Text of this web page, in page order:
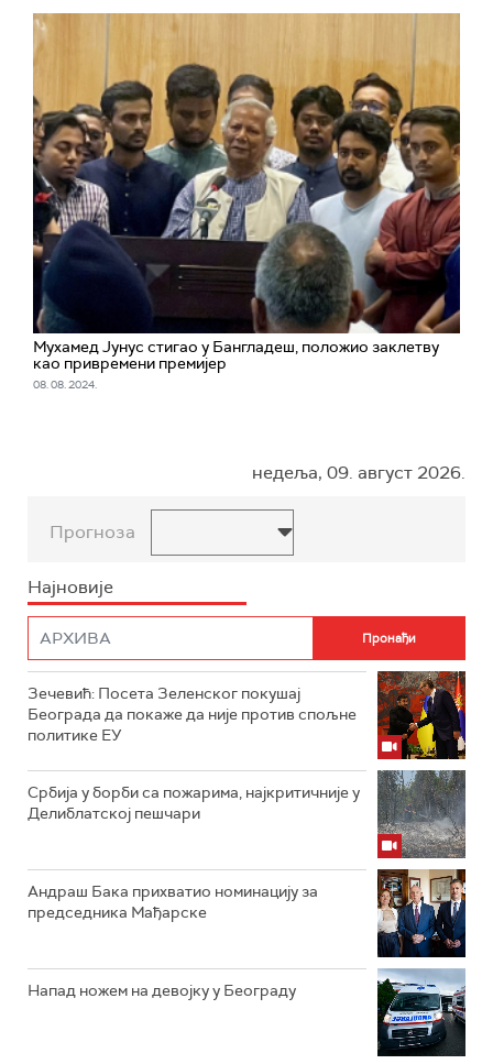
Мухамед Јунус стигао у Бангладеш, положио заклетву
као привремени премијер
08. 08. 2024.
недеља, 09. август 2026.
Прогноза
Најновије
Зечевић: Посета Зеленског покушај
Београда да покаже да није против спољне
политике ЕУ
Србија у борби са пожарима, најкритичније у
Делиблатској пешчари
Андраш Бака прихватио номинацију за
председника Мађарске
Напад ножем на девојку у Београду